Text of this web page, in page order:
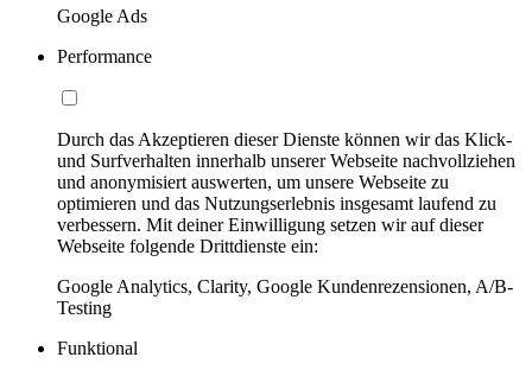
Google Ads
Performance
Durch das Akzeptieren dieser Dienste können wir das Klick-
und Surfverhalten innerhalb unserer Webseite nachvollziehen
und anonymisiert auswerten, um unsere Webseite zu
optimieren und das Nutzungserlebnis insgesamt laufend zu
verbessern. Mit deiner Einwilligung setzen wir auf dieser
Webseite folgende Drittdienste ein:
Google Analytics, Clarity, Google Kundenrezensionen, A/B-
Testing
Funktional